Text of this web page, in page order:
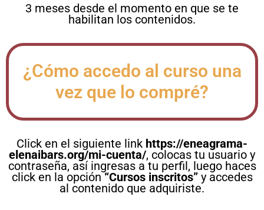
3 meses desde el momento en que se te
habilitan los contenidos.
¿Cómo accedo al curso una
vez que lo compré?
Click en el siguiente link https://eneagrama-
elenaibars.org/mi-cuenta/, colocas tu usuario y
contraseña, así ingresas a tu perfil, luego haces
click en la opción“Cursos inscritos”y accedes
al contenido que adquiriste.